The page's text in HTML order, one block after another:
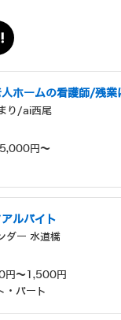
ホームの看護師/残
り/ai西尾
円～
ルバイト
ダー 水道橋
円～1,500円
・パート